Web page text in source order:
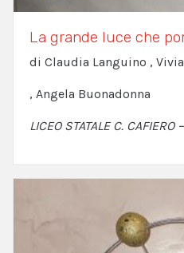
La grande luce che
di Claudia Languino ,
, Angela Buonadonna
LICEO STATALE C.